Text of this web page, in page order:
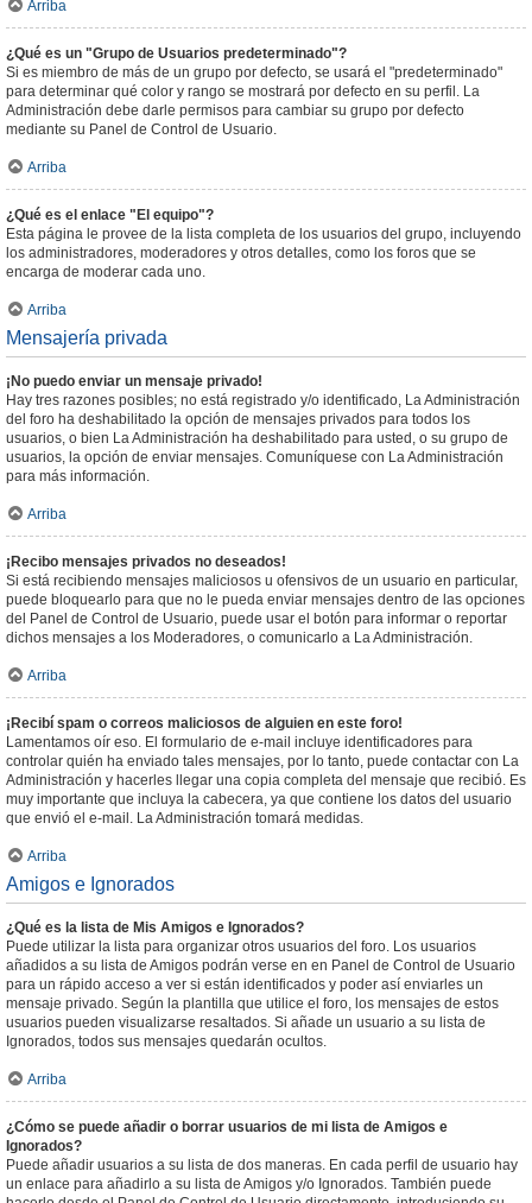
Arriba
¿Qué es un "Grupo de Usuarios predeterminado"?
Si es miembro de más de un grupo por defecto, se usará el "predeterminado"
para determinar qué color y rango se mostrará por defecto en su perfil. La
Administración debe darle permisos para cambiar su grupo por defecto
mediante su Panel de Control de Usuario.
Arriba
¿Qué es el enlace "El equipo"?
Esta página le provee de la lista completa de los usuarios del grupo, incluyendo
los administradores, moderadores y otros detalles, como los foros que se
encarga de moderar cada uno.
Arriba
Mensajería privada
¡No puedo enviar un mensaje privado!
Hay tres razones posibles; no está registrado y/o identificado, La Administración
del foro ha deshabilitado la opción de mensajes privados para todos los
usuarios, o bien La Administración ha deshabilitado para usted, o su grupo de
usuarios, la opción de enviar mensajes. Comuníquese con La Administración
para más información.
Arriba
¡Recibo mensajes privados no deseados!
Si está recibiendo mensajes maliciosos u ofensivos de un usuario en particular,
puede bloquearlo para que no le pueda enviar mensajes dentro de las opciones
del Panel de Control de Usuario, puede usar el botón para informar o reportar
dichos mensajes a los Moderadores, o comunicarlo a La Administración.
Arriba
¡Recibí spam o correos maliciosos de alguien en este foro!
Lamentamos oír eso. El formulario de e-mail incluye identificadores para
controlar quién ha enviado tales mensajes, por lo tanto, puede contactar con La
Administración y hacerles llegar una copia completa del mensaje que recibió. Es
muy importante que incluya la cabecera, ya que contiene los datos del usuario
que envió el e-mail. La Administración tomará medidas.
Arriba
Amigos e Ignorados
¿Qué es la lista de Mis Amigos e Ignorados?
Puede utilizar la lista para organizar otros usuarios del foro. Los usuarios
añadidos a su lista de Amigos podrán verse en en Panel de Control de Usuario
para un rápido acceso a ver si están identificados y poder así enviarles un
mensaje privado. Según la plantilla que utilice el foro, los mensajes de estos
usuarios pueden visualizarse resaltados. Si añade un usuario a su lista de
Ignorados, todos sus mensajes quedarán ocultos.
Arriba
¿Cómo se puede añadir o borrar usuarios de mi lista de Amigos e
Ignorados?
Puede añadir usuarios a su lista de dos maneras. En cada perfil de usuario hay
un enlace para añadirlo a su lista de Amigos y/o Ignorados. También puede